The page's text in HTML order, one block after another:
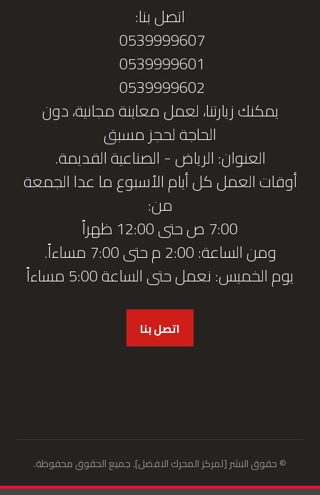
اتصل بنا:
0539999607
0539999601
0539999602
يمكنك زيارتنا، لعمل معاينة مجانية، دون
الحاجة لحجز مسبق
العنوان: الرياض - الصناعية القديمة.
أوقات العمل كل أيام الأسبوع ما عدا الجمعة
من:
7:00 ص حتى 12:00 ظهراً
ومن الساعة: 2:00 م حتى 7:00 مساءاً.
يوم الخميس: نعمل حتى الساعة 5:00 مساءاً
اتصل بنا
© حقوق النشر [لمركز المحرك الافضل]. جميع الحقوق محفوظة.